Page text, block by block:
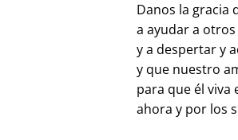
Danos la gracia
a ayudar a
y a despertar y
y que nuestro
para que él
ahora y por los